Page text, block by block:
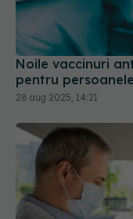
Noile vaccinuri
pentru
28 aug 2025, 14:21